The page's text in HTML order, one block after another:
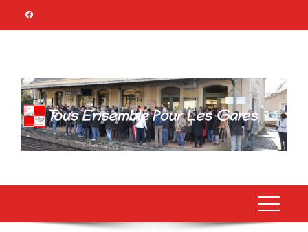
TOUS ENSEMBLE
POUR LES GARES
Association Citoyenne